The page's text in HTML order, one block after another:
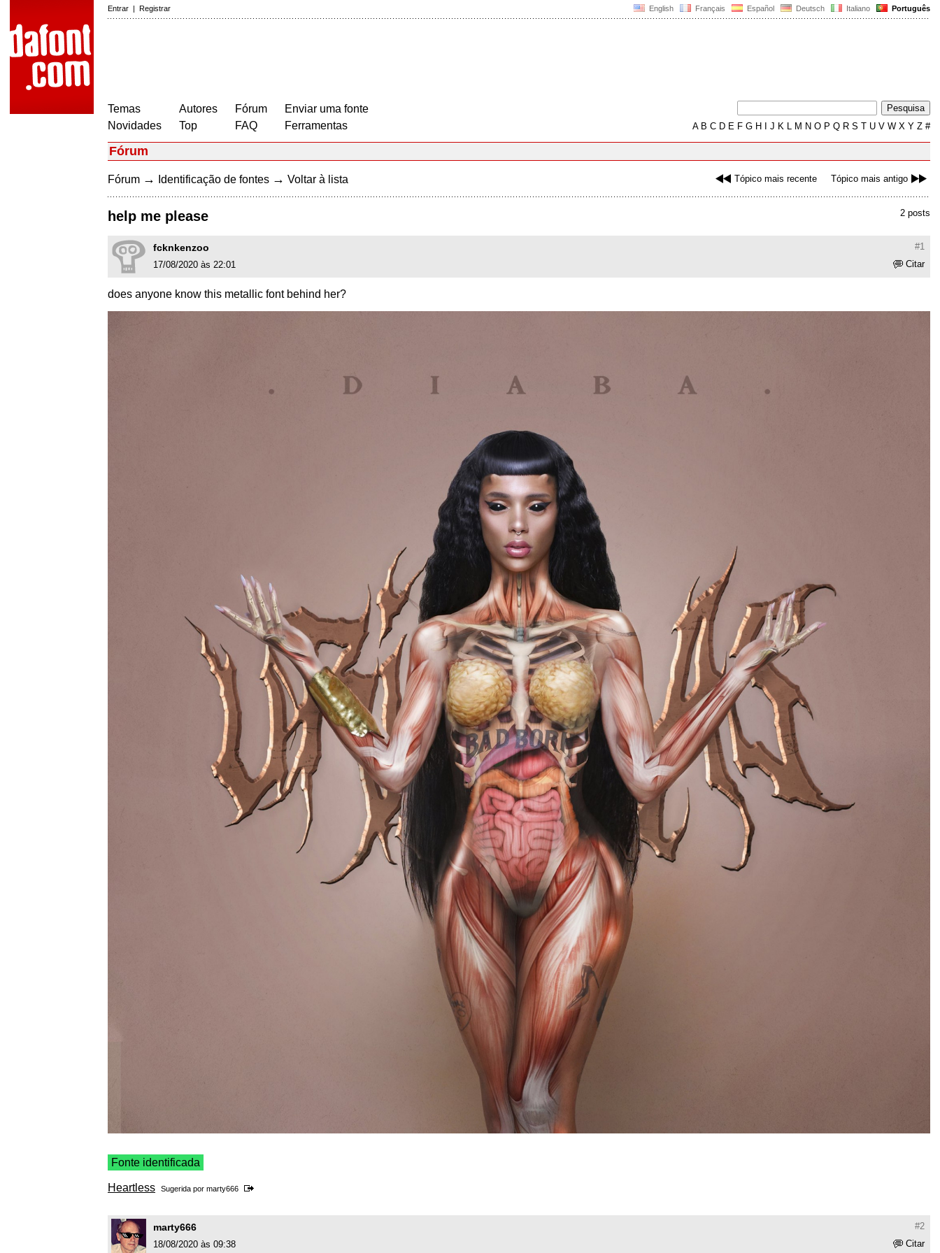
English Français Español Deutsch Italiano Português
Entrar | Registrar
Temas
Novidades
Autores
Top
Fórum
FAQ
Enviar uma fonte
Ferramentas
AB C D E F G H J K L M N O P Q R S T U V W X Y Z #
Fórum
Tópico mais recente Tópico mais antigo
Fórum → Identificação de fontes → Voltar à lista
2 posts
help me please
#1
fcknkenzoo
Citar
17/08/2020 às 22:01
does anyone know this metallic font behind her?
Fonte identificada
Heartless Sugerida por marty666
#2
marty666
Citar
18/08/2020 às 09:38